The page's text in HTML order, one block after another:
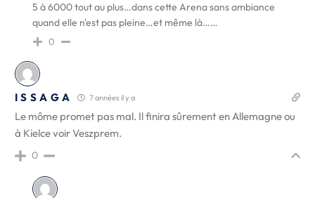
5 à 6000 tout au plus…dans cette Arena sans ambiance
quand elle n'est pas pleine…et même là……
0
I S S A G A 7 années il y a
Le môme promet pas mal. Il finira sûrement en Allemagne ou
à Kielce voir Veszprem.
0